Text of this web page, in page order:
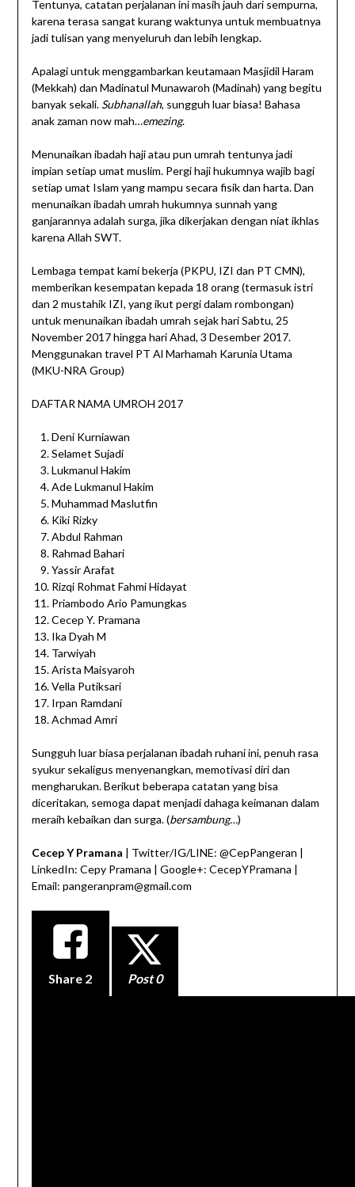
Tentunya, catatan perjalanan ini masih jauh dari sempurna,
karena terasa sangat kurang waktunya untuk membuatnya
jadi tulisan yang menyeluruh dan lebih lengkap.
Apalagi untuk menggambarkan keutamaan Masjidil Haram
(Mekkah) dan Madinatul Munawaroh (Madinah) yang begitu
banyak sekali. Subhanallah, sungguh luar biasa! Bahasa
anak zaman now mah…emezing.
Menunaikan ibadah haji atau pun umrah tentunya jadi
impian setiap umat muslim. Pergi haji hukumnya wajib bagi
setiap umat Islam yang mampu secara fisik dan harta. Dan
menunaikan ibadah umrah hukumnya sunnah yang
ganjarannya adalah surga, jika dikerjakan dengan niat ikhlas
karena Allah SWT.
Lembaga tempat kami bekerja (PKPU, IZI dan PT CMN),
memberikan kesempatan kepada 18 orang (termasuk istri
dan 2 mustahik IZI, yang ikut pergi dalam rombongan)
untuk menunaikan ibadah umrah sejak hari Sabtu, 25
November 2017 hingga hari Ahad, 3 Desember 2017.
Menggunakan travel PT Al Marhamah Karunia Utama
(MKU-NRA Group)
DAFTAR NAMA UMROH 2017
Deni Kurniawan
Selamet Sujadi
Lukmanul Hakim
Ade Lukmanul Hakim
Muhammad Maslutfin
Kiki Rizky
Abdul Rahman
Rahmad Bahari
Yassir Arafat
Rizqi Rohmat Fahmi Hidayat
Priambodo Ario Pamungkas
Cecep Y. Pramana
Ika Dyah M
Tarwiyah
Arista Maisyaroh
Vella Putiksari
Irpan Ramdani
Achmad Amri
Sungguh luar biasa perjalanan ibadah ruhani ini, penuh rasa
syukur sekaligus menyenangkan, memotivasi diri dan
mengharukan. Berikut beberapa catatan yang bisa
diceritakan, semoga dapat menjadi dahaga keimanan dalam
meraih kebaikan dan surga. (bersambung…)
Cecep Y Pramana | Twitter/IG/LINE: @CepPangeran |
LinkedIn: Cepy Pramana | Google+: CecepYPramana |
Email: pangeranpram@gmail.com
Share 2 Post 0